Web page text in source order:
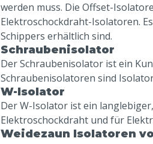
werden muss. Die Offset-
Elektroschockdraht-Isolatoren.
Schippers erhältlich sind.
Schraubenisolator
Der Schraubenisolator ist ein
Schraubenisolatoren sind
W-Isolator
Der W-Isolator ist ein
Elektroschockdraht und für
Weidezaun Isolatoren